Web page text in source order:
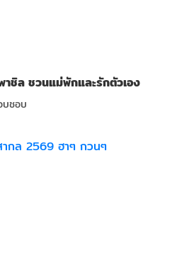
วันแม่ ฮา ๆ พาชิล ชวนแม่พักและรักตัวเอง
บชอบ